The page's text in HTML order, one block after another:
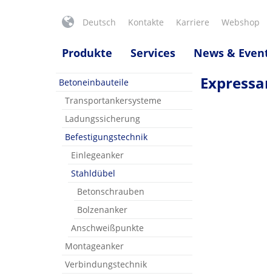
Deutsch Kontakte Karriere Webshop
Produkte Services News &
Betoneinbauteile
Transportankersysteme
Ladungssicherung
Befestigungstechnik
Einlegeanker
Stahldübel
Betonschrauben
Bolzenanker
Anschweißpunkte
Montageanker
Verbindungstechnik